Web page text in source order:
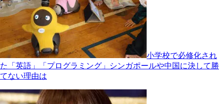
小学校で必修化され
た「英語」「プログラミング」シンガポールや中国に決して勝
てない理由は